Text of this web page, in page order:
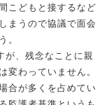
こどもと接するなど
まうので協議で面会
。
、残念なことに親
変わっていません。
合が多くを占めてい